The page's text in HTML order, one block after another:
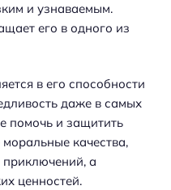
и узнаваемым.
его в одного из
в его способности
даже в самых
помочь и защитить
качества,
приключений, а
ценностей.